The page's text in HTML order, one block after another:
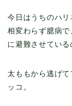
今日はうちのハリ
相変わらず臆病
に避難させている
太ももから逃げ
ッコ。